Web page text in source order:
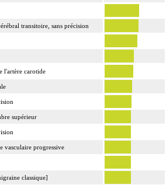
transitoire, sans précision
l'artère carotide
supérieur
vasculaire progressive
classique]